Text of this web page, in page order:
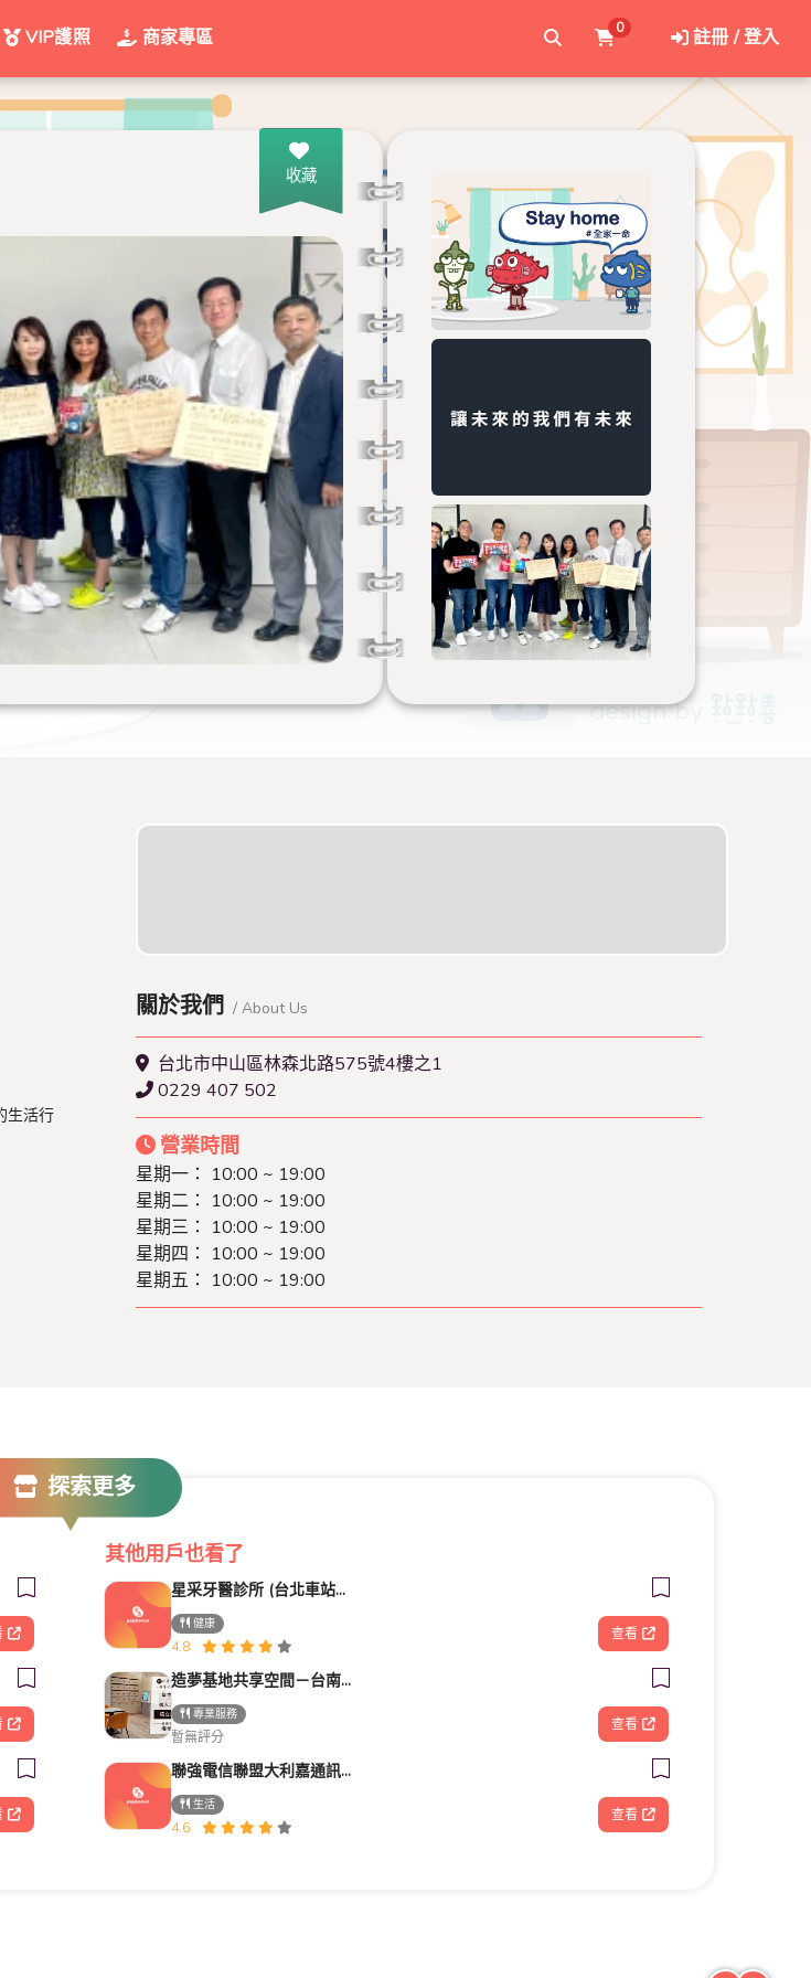
VIP護照 商家專區 0 註冊 / 登入
收藏
生活行
關於我們 / About Us
台北市中山區林森北路575號4樓之1
0229 407 502
營業時間
星期一： 10:00 ~ 19:00
星期二： 10:00 ~ 19:00
星期三： 10:00 ~ 19:00
星期四： 10:00 ~ 19:00
星期五： 10:00 ~ 19:00
探索更多
其他用戶也看了
星采牙醫診所 (台北車站館前)
健康
4.8
查看
造夢基地共享空間－台南火車站站前館
專業服務
暫無評分
查看
聯強電信聯盟大利嘉通訊生活館
生活
4.6
查看